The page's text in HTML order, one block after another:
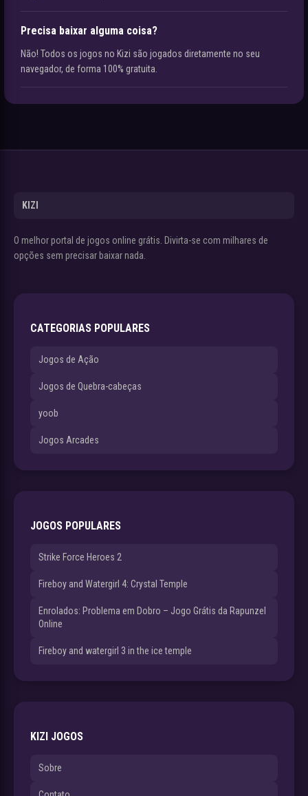
Precisa baixar alguma coisa?
Não! Todos os jogos no Kizi são jogados diretamente no seu
navegador, de forma 100% gratuita.
KIZI
O melhor portal de jogos online grátis. Divirta-se com milhares de
opções sem precisar baixar nada.
CATEGORIAS POPULARES
Jogos de Ação
Jogos de Quebra-cabeças
yoob
Jogos Arcades
JOGOS POPULARES
Strike Force Heroes 2
Fireboy and Watergirl 4: Crystal Temple
Enrolados: Problema em Dobro – Jogo Grátis da Rapunzel
Online
Fireboy and watergirl 3 in the ice temple
KIZI JOGOS
Sobre